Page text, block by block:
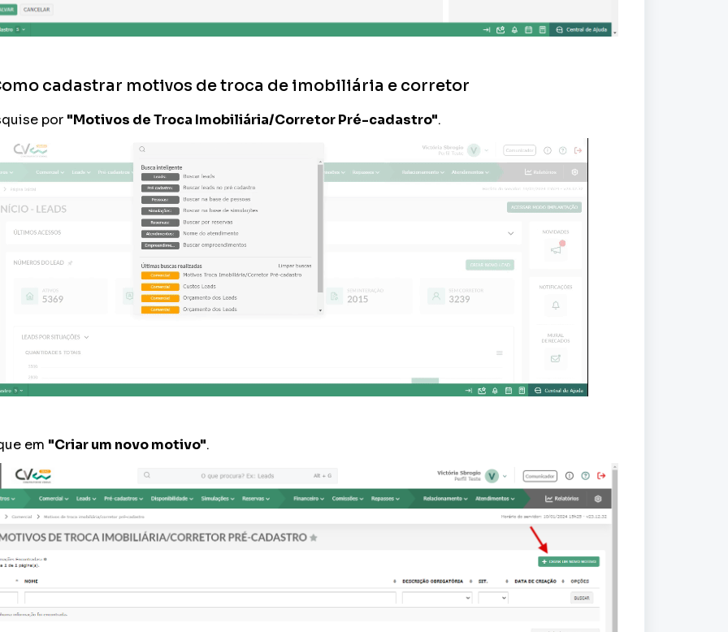
cadastrar motivos de troca de imobiliária e corretor
por "Motivos de Troca Imobiliária/Corretor Pré-cadastro".
em "Criar um novo motivo".